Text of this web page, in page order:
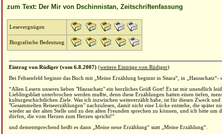
zum Text: Der Mir von Dschinnistan, Zeitschriftenfassung
Lesevergnügen
Biografische Bedeutung
Eintrag von Rüdiger (vom 6.8.2007) (weitere Einträge von Rüdiger)
Bei Fehsenfeld beginnt das Buch mit „Meine Erzählung beginnt in Sitara“, in
“Allen Lesern unseres lieben "Hausschatz" ein herzliches Grüß Gott! Es tat mir unendlich
Lieblingsblatt unterbrochen werden mußte, denn diese Erzählungen hatten einen tiefen,
kulturgeschichtlichen Ziele. Was ich inzwischen weitererzählt habe, ist für diesen Zweck
"Gesammelten Reiseerzählungen" nachzulesen, damit nicht eine Lücke entstehe, die
wieder an der alten Stelle und zu den alten Freunden sprechen zu können, und ich bitte um
dürfen, die vom Herzen zum Herzen spricht!“
und dementsprechend heißt es dann „Meine neue Erzählung“ statt „Meine Erzählung“.